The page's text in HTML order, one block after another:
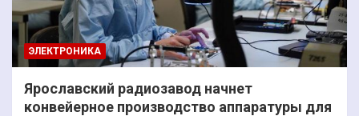
ЭЛЕКТРОНИКА
Ярославский радиозавод начнет
конвейерное производство аппаратуры для